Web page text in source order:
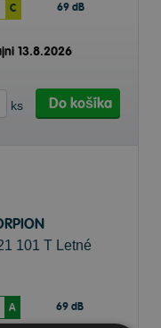
C 69 dB
13.8.2026
ks Do košíka
101 T Letné
A 69 dB